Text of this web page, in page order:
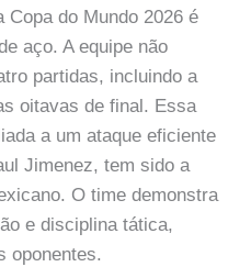
Copa do Mundo 2026 é
aço. A equipe não
partidas, incluindo a
oitavas de final. Essa
a um ataque eficiente
Jimenez, tem sido a
O time demonstra
e disciplina tática,
oponentes.